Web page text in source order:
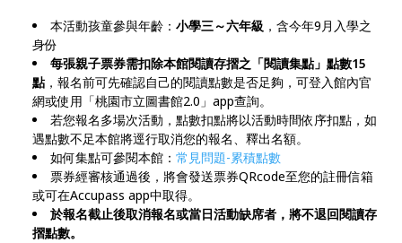
本活動孩童參與年齡：小學三～六年級 ，含今年9月入學之
身份
每張親子票券需扣除本館閱讀存摺之「閱讀集點」點數15
點，報名前可先確認自己的閱讀點數是否足夠，可登入館內官
網或使用「桃園市立圖書館2.0」app查詢。
若您報名多場次活動，點數扣點將以活動時間依序扣點，如
遇點數不足本館將逕行取消您的報名、釋出名額。
如何集點可參閱本館：常見問題-累積點數
票券經審核通過後，將會發送票券QRcode至您的註冊信箱
或可在Accupass app中取得。
於報名截止後取消報名或當日活動缺席者，將不退回閱讀存
摺點數。